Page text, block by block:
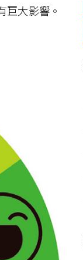
巨大影響。